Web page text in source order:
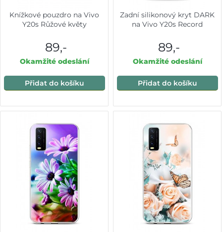
Knížkové pouzdro na Vivo
Y20s Růžové květy
89,-
Okamžité odeslání
Přidat do košíku
Zadní silikonový kryt DARK
na Vivo Y20s Record
89,-
Okamžité odeslání
Přidat do košíku